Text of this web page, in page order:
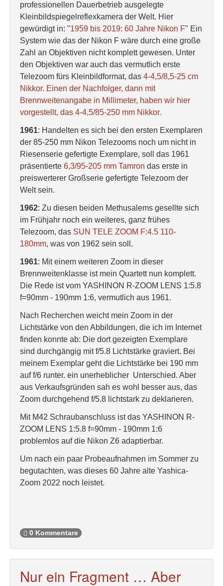
professionellen Dauerbetrieb ausgelegte
Kleinbildspiegelreflexkamera der Welt. Hier
gewürdigt in: "1959 bis 2019: 60 Jahre Nikon F" Ein
System wie das der Nikon F wäre durch eine große
Zahl an Objektiven nicht komplett gewesen. Unter
den Objektiven war auch das vermutlich erste
Telezoom fürs Kleinbildformat, das 4-4,5/8,5-25 cm
Nikkor. Einen der Nachfolger, dann mit
Brennweitenangabe in Millimeter, haben wir hier
vorgestellt, das 4-4,5/85-250 mm Nikkor.
1961: Handelten es sich bei den ersten Exemplaren
der 85-250 mm Nikon Telezooms noch um nicht in
Riesenserie gefertigte Exemplare, soll das 1961
präsentierte 6,3/95-205 mm Tamron das erste in
preiswerterer Großserie gefertigte Telezoom der
Welt sein.
1962: Zu diesen beiden Methusalems gesellte sich
im Frühjahr noch ein weiteres, ganz frühes
Telezoom, das SUN TELE ZOOM F:4.5 110-
180mm, was von 1962 sein soll.
1961: Mit einem weiteren Zoom in dieser
Brennweitenklasse ist mein Quartett nun komplett.
Die Rede ist vom YASHINON R-ZOOM LENS 1:5.8
f=90mm - 190mm 1:6, vermutlich aus 1961.
Nach Recherchen weicht mein Zoom in der
Lichtstärke von den Abbildungen, die ich im Internet
finden konnte ab: Die dort gezeigten Exemplare
sind durchgängig mit f/5.8 Lichtstärke graviert. Bei
meinem Exemplar geht die Lichtstärke bei 190 mm
auf f/6 runter. ein unerheblicher Unterschied. Aber
aus Verkaufsgründen sah es wohl besser aus, das
Zoom durchgehend f/5.8 lichtstark zu deklarieren.
Mit M42 Schraubanschluss ist das YASHINON R-
ZOOM LENS 1:5.8 f=90mm - 190mm 1:6
problemlos auf die Nikon Z6 adaptierbar.
Um nach ein paar Probeaufnahmen im Sommer zu
begutachten, was dieses 60 Jahre alte Yashica-
Zoom 2022 noch leistet.
0 Kommentare
Nur ein Fragment … Aber